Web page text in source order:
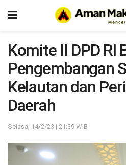
Komite II DPD RI
Pengembangan
Kelautan dan
Daerah
Selasa, 14/2/23 | 21:39 WIB